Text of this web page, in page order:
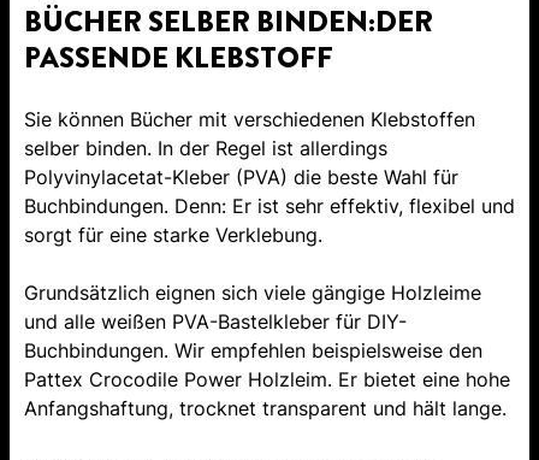
BÜCHER SELBER BINDEN:DER
PASSENDE KLEBSTOFF
Sie können Bücher mit verschiedenen Klebstoffen
selber binden. In der Regel ist allerdings
Polyvinylacetat-Kleber (PVA) die beste Wahl für
Buchbindungen. Denn: Er ist sehr effektiv, flexibel und
sorgt für eine starke Verklebung.
Grundsätzlich eignen sich viele gängige Holzleime
und alle weißen PVA-Bastelkleber für DIY-
Buchbindungen. Wir empfehlen beispielsweise den
Pattex Crocodile Power Holzleim. Er bietet eine hohe
Anfangshaftung, trocknet transparent und hält lange.